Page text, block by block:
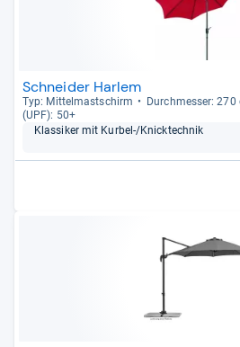
Schneider Harlem
Typ: Mit­tel­mast­schirm Durch­mes­ser: 270
(UPF): 50+
Klas­si­ker mit Kur­bel-​/Knick­tech­nik